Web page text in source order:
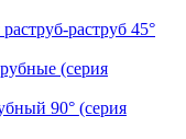
раструб 45°
(серия
90° (серия